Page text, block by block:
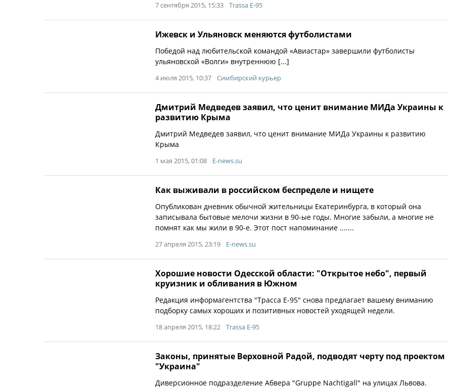
7 сентября 2015, 15:33 Trassa E-95
Ижевск и Ульяновск меняются футболистами
Победой над любительской командой «Авиастар» завершили футболисты
ульяновской «Волги» внутреннюю [...]
4 июля 2015, 10:37 Симбирский курьер
Дмитрий Медведев заявил, что ценит внимание МИДа Украины к
развитию Крыма
Дмитрий Медведев заявил, что ценит внимание МИДа Украины к развитию
Крыма
1 мая 2015, 01:08 E-news.su
Как выживали в российском беспределе и нищете
Опубликован дневник обычной жительницы Екатеринбурга, в который она
записывала бытовые мелочи жизни в 90-ые годы. Многие забыли, а многие не
помнят как мы жили в 90-е. Этот пост напоминание .......
27 апреля 2015, 23:19 E-news.su
Хорошие новости Одесской области: "Открытое небо", первый
круизник и обливания в Южном
Редакция информагентства "Трасса Е-95" снова предлагает вашему вниманию
подборку самых хороших и позитивных новостей уходящей недели.
18 апреля 2015, 18:22 Trassa E-95
Законы, принятые Верховной Радой, подводят черту под проектом
"Украина"
Диверсионное подразделение Абвера "Gruppe Nachtigall" на улицах Львова.